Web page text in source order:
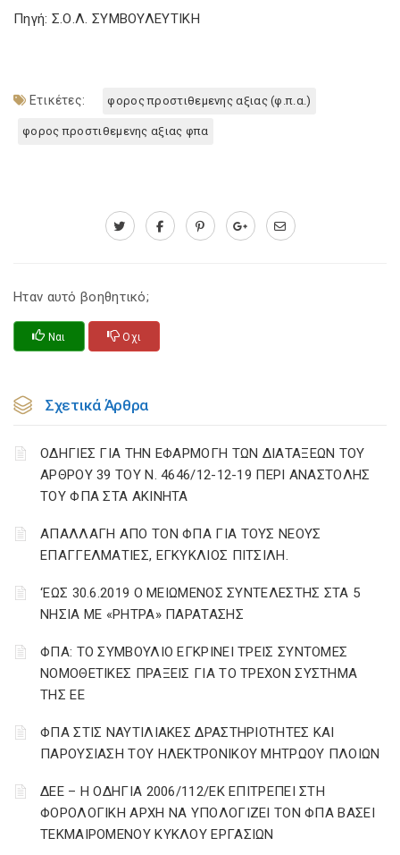
Πηγή: Σ.Ο.Λ. ΣΥΜΒΟΥΛΕΥΤΙΚΗ
Ετικέτες: φορος προστιθεμενης αξιας (φ.π.α.)
φορος προστιθεμενης αξιας φπα
Ηταν αυτό βοηθητικό;
Ναι Οχι
Σχετικά Άρθρα
ΟΔΗΓΙΕΣ ΓΙΑ ΤΗΝ ΕΦΑΡΜΟΓΗ ΤΩΝ ΔΙΑΤΑΞΕΩΝ ΤΟΥ
ΑΡΘΡΟΥ 39 ΤΟΥ Ν. 4646/12-12-19 ΠΕΡΙ ΑΝΑΣΤΟΛΗΣ
ΤΟΥ ΦΠΑ ΣΤΑ ΑΚΙΝΗΤΑ
ΑΠΑΛΛΑΓΗ ΑΠΟ ΤΟΝ ΦΠΑ ΓΙΑ ΤΟΥΣ ΝΕΟΥΣ
ΕΠΑΓΓΕΛΜΑΤΙΕΣ, ΕΓΚΥΚΛΙΟΣ ΠΙΤΣΙΛΗ.
‘ΕΩΣ 30.6.2019 Ο ΜΕΙΩΜΕΝΟΣ ΣΥΝΤΕΛΕΣΤΗΣ ΣΤΑ 5
ΝΗΣΙΑ ΜΕ «ΡΗΤΡΑ» ΠΑΡΑΤΑΣΗΣ
ΦΠΑ: ΤΟ ΣΥΜΒΟΥΛΙΟ ΕΓΚΡΙΝΕΙ ΤΡΕΙΣ ΣΥΝΤΟΜΕΣ
ΝΟΜΟΘΕΤΙΚΕΣ ΠΡΑΞΕΙΣ ΓΙΑ ΤΟ ΤΡΕΧΟΝ ΣΥΣΤΗΜΑ
ΤΗΣ ΕΕ
ΦΠΑ ΣΤΙΣ ΝΑΥΤΙΛΙΑΚΕΣ ΔΡΑΣΤΗΡΙΟΤΗΤΕΣ ΚΑΙ
ΠΑΡΟΥΣΙΑΣΗ ΤΟΥ ΗΛΕΚΤΡΟΝΙΚΟΥ ΜΗΤΡΩΟΥ ΠΛΟΙΩΝ
ΔΕΕ – Η ΟΔΗΓΙΑ 2006/112/ΕΚ ΕΠΙΤΡΕΠΕΙ ΣΤΗ
ΦΟΡΟΛΟΓΙΚΗ ΑΡΧΗ ΝΑ ΥΠΟΛΟΓΙΖΕΙ ΤΟΝ ΦΠΑ ΒΑΣΕΙ
ΤΕΚΜΑΙΡΟΜΕΝΟΥ ΚΥΚΛΟΥ ΕΡΓΑΣΙΩΝ